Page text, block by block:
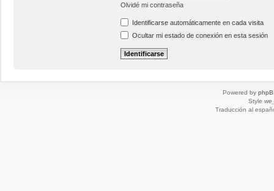
Olvidé mi contraseña
Identificarse automáticamente en cada visita
Ocultar mi estado de conexión en esta sesión
Powered by
Style
Traducción al